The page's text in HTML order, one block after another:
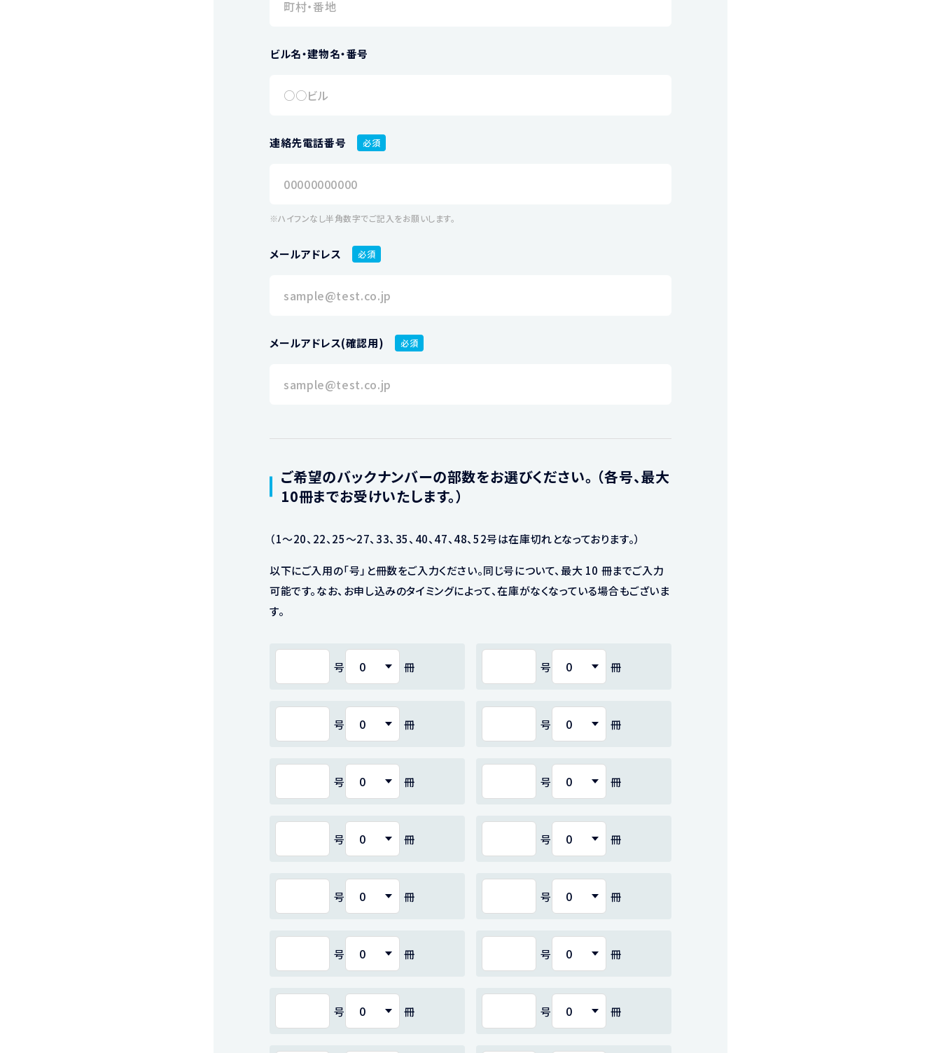
ビル名・建物名・番号
連絡先電話番号 必須
※ハイフンなし半角数字でご記入をお願いします。
メールアドレス 必須
メールアドレス(確認用) 必須
ご希望のバックナンバーの部数をお選びください。 （各号、最大
10冊までお受けいたします。）
（1～20、22、25～27、33、35、40、47、48、52号は在庫切れとなっております。）
以下にご入用の「号」と冊数をご入力ください。同じ号について、最大 10 冊までご入力
可能です。なお、お申し込みのタイミングによって、在庫がなくなっている場合もございま
す。
号 冊 号 冊
号 冊 号 冊
号 冊 号 冊
号 冊 号 冊
号 冊 号 冊
号 冊 号 冊
号 冊 号 冊